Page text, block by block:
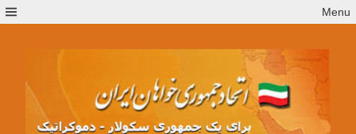
to
Menu